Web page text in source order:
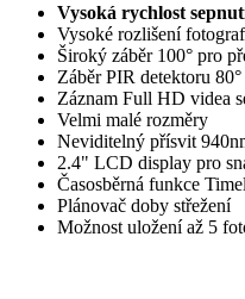
Vysoká rychlost
Vysoké rozlišení
Široký záběr 100° pro
Záběr PIR detektoru
Záznam Full HD videa
Velmi malé rozměry
Neviditelný přísvit
2.4" LCD display pro
Časosběrná funkce
Plánovač doby střežení
Možnost uložení až 5